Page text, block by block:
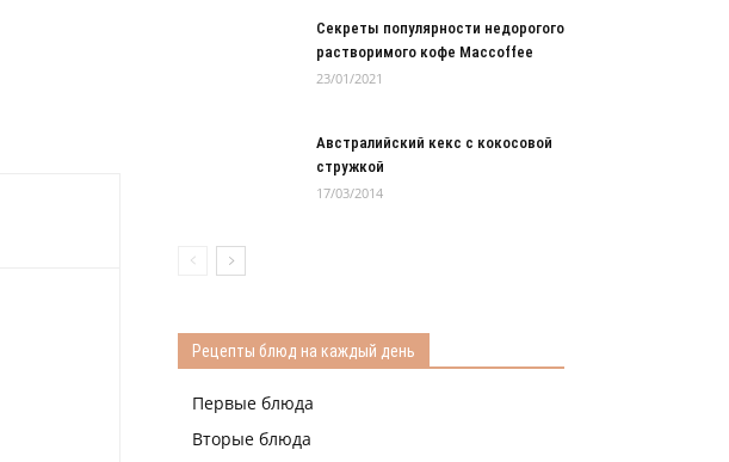
Секреты популярности недорогого
растворимого кофе Maccoffee
23/01/2021
Австралийский кекс с кокосовой
стружкой
17/03/2014
Рецепты блюд на каждый день
Первые блюда
Вторые блюда